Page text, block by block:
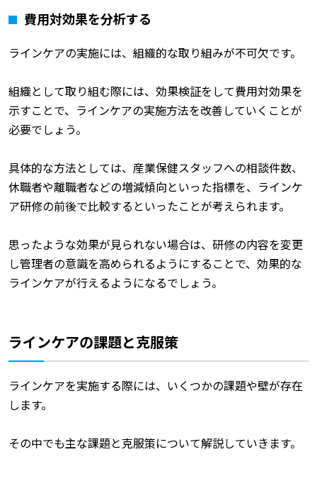
費用対効果を分析する
ラインケアの実施には、組織的な取り組みが不可欠です。
組織として取り組む際には、効果検証をして費用対効果を
示すことで、ラインケアの実施方法を改善していくことが
必要でしょう。
具体的な方法としては、産業保健スタッフへの相談件数、
休職者や離職者などの増減傾向といった指標を、ラインケ
ア研修の前後で比較するといったことが考えられます。
思ったような効果が見られない場合は、研修の内容を変更
し管理者の意識を高められるようにすることで、効果的な
ラインケアが行えるようになるでしょう。
ラインケアの課題と克服策
ラインケアを実施する際には、いくつかの課題や壁が存在
します。
その中でも主な課題と克服策について解説していきます。